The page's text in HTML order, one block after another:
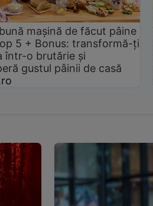
mașină de făcut pâine
5 + Bonus: transformă-ți
într-o brutărie și
gustul pâinii de casă